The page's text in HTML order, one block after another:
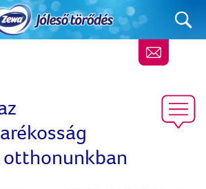
otthonunkban